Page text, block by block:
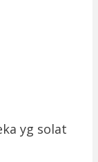
yg solat